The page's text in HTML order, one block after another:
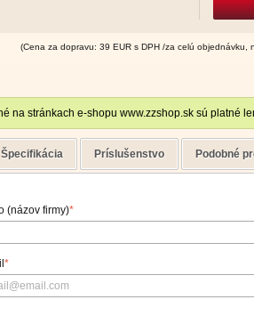
(Cena za dopravu: 39 EUR s DPH /za celú objednávku,
na stránkach e-shopu www.zzshop.sk sú platné
Špecifikácia Príslušenstvo Podobné
(názov firmy)*
*